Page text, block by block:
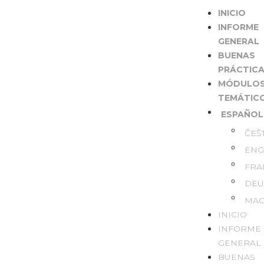
INICIO
INFORME
GENERAL
BUENAS
ESPAÑOL
INICIO
INFORME
GENERAL
BUENAS